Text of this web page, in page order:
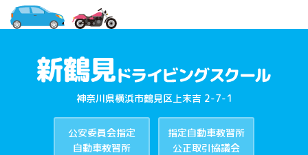
神奈川県横浜市鶴見区上末吉 2-7-1
公安委員会指定
自動車教習所
指定自動車教習所
公正取引協議会